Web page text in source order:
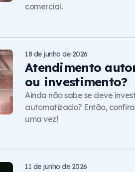
comercial.
Atendimento
ou investimento?
18 de junho de 2026
Ainda não sabe se deve
automatizado? Então,
uma vez!
11 de junho de 2026